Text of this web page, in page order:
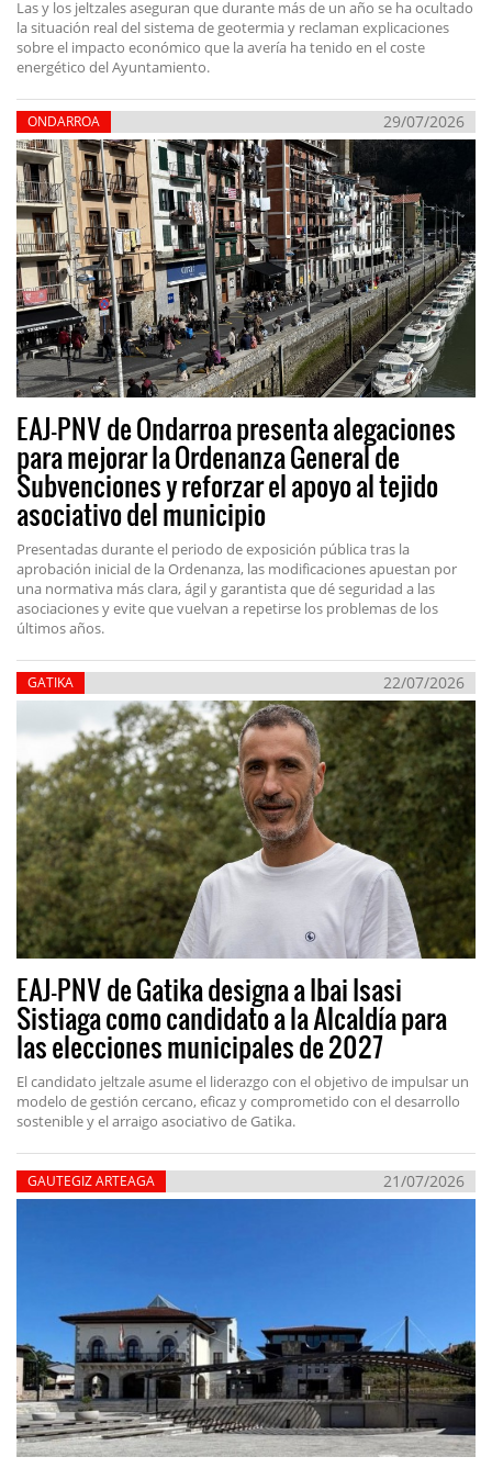
Las y los jeltzales aseguran que durante más de un año se ha ocultado
la situación real del sistema de geotermia y reclaman explicaciones
sobre el impacto económico que la avería ha tenido en el coste
energético del Ayuntamiento.
ONDARROA 29/07/2026
EAJ-PNV de Ondarroa presenta alegaciones
para mejorar la Ordenanza General de
Subvenciones y reforzar el apoyo al tejido
asociativo del municipio
Presentadas durante el periodo de exposición pública tras la
aprobación inicial de la Ordenanza, las modificaciones apuestan por
una normativa más clara, ágil y garantista que dé seguridad a las
asociaciones y evite que vuelvan a repetirse los problemas de los
últimos años.
GATIKA 22/07/2026
EAJ-PNV de Gatika designa a Ibai Isasi
Sistiaga como candidato a la Alcaldía para
las elecciones municipales de 2027
El candidato jeltzale asume el liderazgo con el objetivo de impulsar un
modelo de gestión cercano, eficaz y comprometido con el desarrollo
sostenible y el arraigo asociativo de Gatika.
GAUTEGIZ ARTEAGA 21/07/2026